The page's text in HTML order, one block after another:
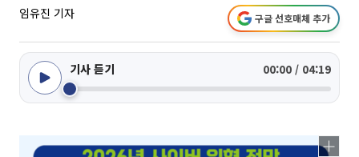
임유진 기자 구글 선호매체 추가
기사 듣기 00:00 / 04:19